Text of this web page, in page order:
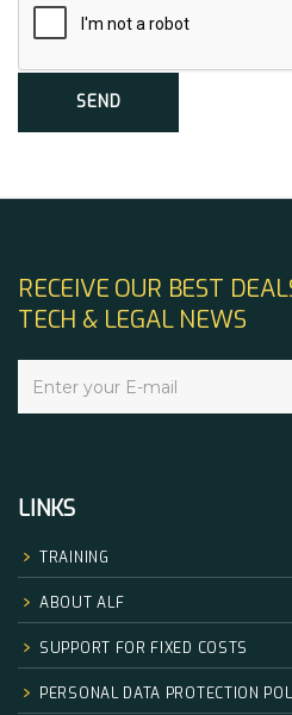
RECEIVE OUR BEST
TECH & LEGAL NEWS
LINKS
TRAINING
ABOUT ALF
SUPPORT FOR FIXED COSTS
PERSONAL DATA PROTECTION